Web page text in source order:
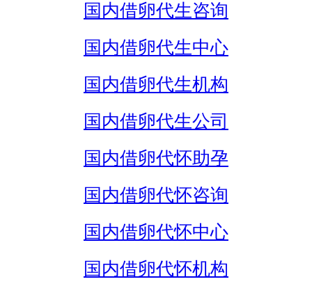
国内借卵代生咨询
国内借卵代生中心
国内借卵代生机构
国内借卵代生公司
国内借卵代怀助孕
国内借卵代怀咨询
国内借卵代怀中心
国内借卵代怀机构